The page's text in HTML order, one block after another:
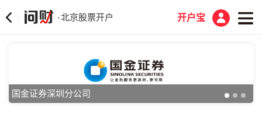
·北京股票开户 开户宝
国金证券深圳分公司